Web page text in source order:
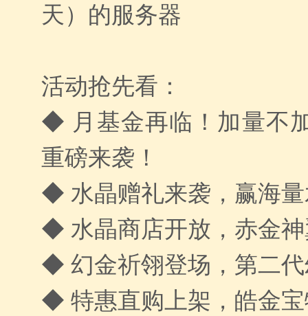
天）的服务器
活动抢先看：
◆ 月基金再临！加量不
重磅来袭！
◆ 水晶赠礼来袭，赢海
◆ 水晶商店开放，赤金
◆ 幻金祈翎登场，第二
◆ 特惠直购上架，皓金